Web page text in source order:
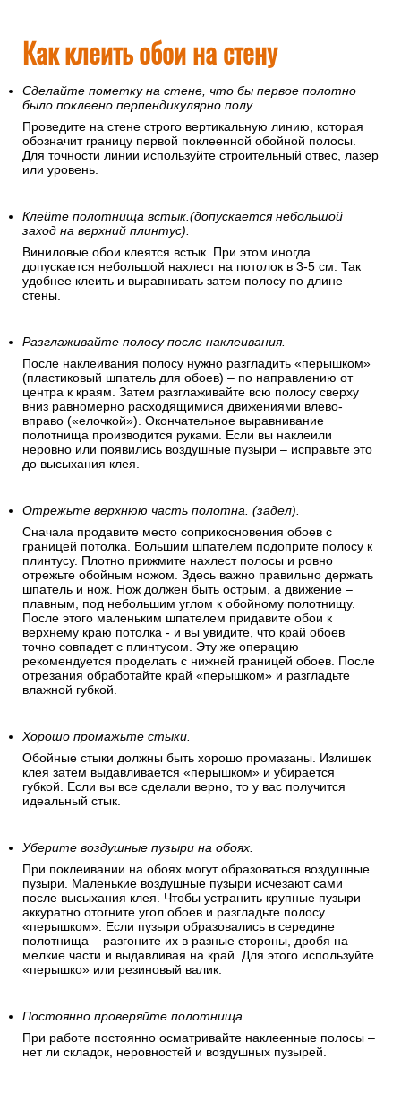
Как клеить обои на стену
Сделайте пометку на стене, что бы первое полотно
было поклеено перпендикулярно полу.
Проведите на стене строго вертикальную линию, которая
обозначит границу первой поклеенной обойной полосы.
Для точности линии используйте строительный отвес, лазер
или уровень.
Клейте полотнища встык.(допускается небольшой
заход на верхний плинтус).
Виниловые обои клеятся встык. При этом иногда
допускается небольшой нахлест на потолок в 3-5 см. Так
удобнее клеить и выравнивать затем полосу по длине
стены.
Разглаживайте полосу после наклеивания.
После наклеивания полосу нужно разгладить «перышком»
(пластиковый шпатель для обоев) – по направлению от
центра к краям. Затем разглаживайте всю полосу сверху
вниз равномерно расходящимися движениями влево-
вправо («елочкой»). Окончательное выравнивание
полотнища производится руками. Если вы наклеили
неровно или появились воздушные пузыри – исправьте это
до высыхания клея.
Отрежьте верхнюю часть полотна. (задел).
Сначала продавите место соприкосновения обоев с
границей потолка. Большим шпателем подоприте полосу к
плинтусу. Плотно прижмите нахлест полосы и ровно
отрежьте обойным ножом. Здесь важно правильно держать
шпатель и нож. Нож должен быть острым, а движение –
плавным, под небольшим углом к обойному полотнищу.
После этого маленьким шпателем придавите обои к
верхнему краю потолка - и вы увидите, что край обоев
точно совпадет с плинтусом. Эту же операцию
рекомендуется проделать с нижней границей обоев. После
отрезания обработайте край «перышком» и разгладьте
влажной губкой.
Хорошо промажьте стыки.
Обойные стыки должны быть хорошо промазаны. Излишек
клея затем выдавливается «перышком» и убирается
губкой. Если вы все сделали верно, то у вас получится
идеальный стык.
Уберите воздушные пузыри на обоях.
При поклеивании на обоях могут образоваться воздушные
пузыри. Маленькие воздушные пузыри исчезают сами
после высыхания клея. Чтобы устранить крупные пузыри
аккуратно отогните угол обоев и разгладьте полосу
«перышком». Если пузыри образовались в середине
полотнища – разгоните их в разные стороны, дробя на
мелкие части и выдавливая на край. Для этого используйте
«перышко» или резиновый валик.
Постоянно проверяйте полотнища.
При работе постоянно осматривайте наклеенные полосы –
нет ли складок, неровностей и воздушных пузырей.